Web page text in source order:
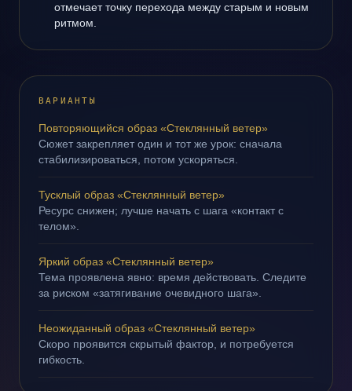
отмечает точку перехода между старым и новым
ритмом.
ВАРИАНТЫ
Повторяющийся образ «Стеклянный ветер»
Сюжет закрепляет один и тот же урок: сначала
стабилизироваться, потом ускоряться.
Тусклый образ «Стеклянный ветер»
Ресурс снижен; лучше начать с шага «контакт с
телом».
Яркий образ «Стеклянный ветер»
Тема проявлена явно: время действовать. Следите
за риском «затягивание очевидного шага».
Неожиданный образ «Стеклянный ветер»
Скоро проявится скрытый фактор, и потребуется
гибкость.